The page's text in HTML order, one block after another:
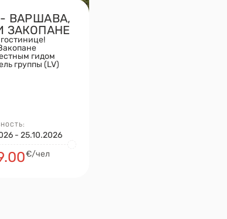
ВАРШАВА,
ЗАКОПАНЕ
гидом
группы (LV)
- 25.10.2026
€/чел